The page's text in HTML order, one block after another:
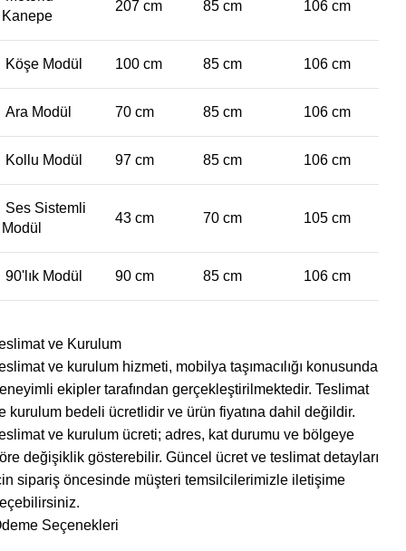
Kanepe
207 cm 85 cm 106 cm
Köşe Modül 100 cm 85 cm 106 cm
Ara Modül 70 cm 85 cm 106 cm
Kollu Modül 97 cm 85 cm 106 cm
Ses Sistemli
Modül
43 cm 70 cm 105 cm
90'lık Modül 90 cm 85 cm 106 cm
ve Kurulum
ve kurulum hizmeti, mobilya taşımacılığı konusunda
ekipler tarafından gerçekleştirilmektedir. Teslimat
kurulum bedeli ücretlidir ve ürün fiyatına dahil değildir.
ve kurulum ücreti; adres, kat durumu ve bölgeye
değişiklik gösterebilir. Güncel ücret ve teslimat detayları
sipariş öncesinde müşteri temsilcilerimizle iletişime
Seçenekleri